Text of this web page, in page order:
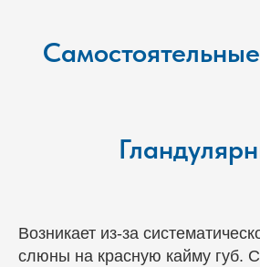
Возникает из-за
слюны на красную кайму губ.